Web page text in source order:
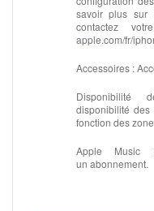
savoir plus sur
contactez
apple.com/fr/
Accessoires :
Disponibilité
disponibilité
fonction des
Apple Music
un abonnement.